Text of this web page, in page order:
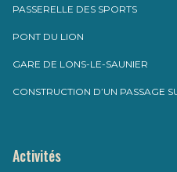
PASSERELLE DES SPORTS
PONT DU LION
GARE DE LONS-LE-SAUNIER
CONSTRUCTION D’UN PASSAGE
Activités